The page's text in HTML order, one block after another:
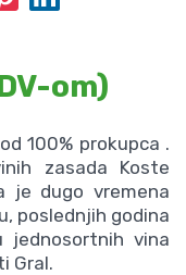
om)
100% prokupca .
zasada Koste
je dugo vremena
poslednjih godina
jednosortnih vina
Gral.